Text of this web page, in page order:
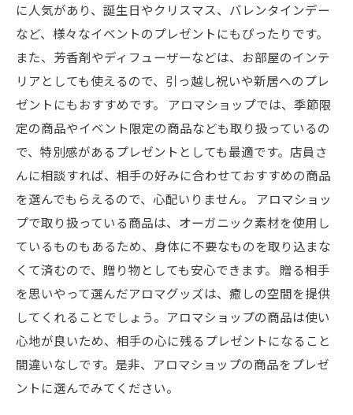
に人気があり、誕生日やクリスマス、バレンタインデー
など、様々なイベントのプレゼントにもぴったりです。
また、芳香剤やディフューザーなどは、お部屋のインテ
リアとしても使えるので、引っ越し祝いや新居へのプレ
ゼントにもおすすめです。 アロマショップでは、季節限
定の商品やイベント限定の商品なども取り扱っているの
で、特別感があるプレゼントとしても最適です。店員さ
んに相談すれば、相手の好みに合わせておすすめの商品
を選んでもらえるので、心配いりません。 アロマショッ
プで取り扱っている商品は、オーガニック素材を使用し
ているものもあるため、身体に不要なものを取り込まな
くて済むので、贈り物としても安心できます。 贈る相手
を思いやって選んだアロマグッズは、癒しの空間を提供
してくれることでしょう。アロマショップの商品は使い
心地が良いため、相手の心に残るプレゼントになること
間違いなしです。是非、アロマショップの商品をプレゼ
ントに選んでみてください。